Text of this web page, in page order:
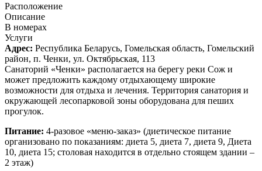
Расположение
Описание
В номерах
Услуги
Адрес: Республика Беларусь, Гомельская область, Гомельский
район, п. Ченки, ул. Октябрьская, 113
Санаторий «Ченки» располагается на берегу реки Сож и
может предложить каждому отдыхающему широкие
возможности для отдыха и лечения. Территория санатория и
окружающей лесопарковой зоны оборудована для пеших
прогулок.
Питание: 4-разовое «меню-заказ» (диетическое питание
организовано по показаниям: диета 5, диета 7, диета 9, Диета
10, диета 15; столовая находится в отдельно стоящем здании –
2 этаж)